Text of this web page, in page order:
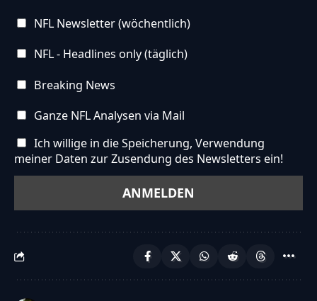
NFL Newsletter (wöchentlich)
NFL - Headlines only (täglich)
Breaking News
Ganze NFL Analysen via Mail
Ich willige in die Speicherung, Verwendung
meiner Daten zur Zusendung des Newsletters ein!